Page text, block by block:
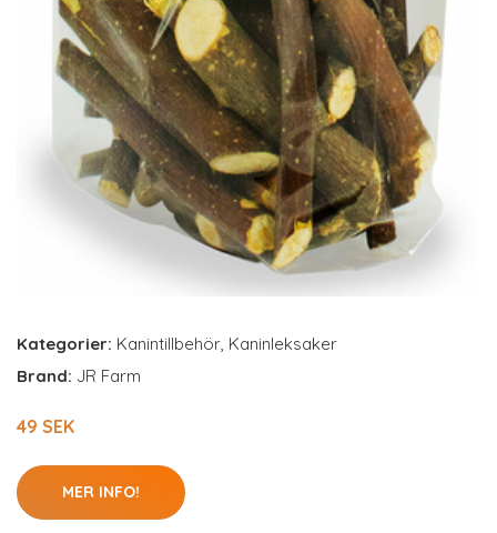
Kategorier: Kanintillbehör Kaninleksaker
Brand: JR Farm
49 SEK
MER INFO!